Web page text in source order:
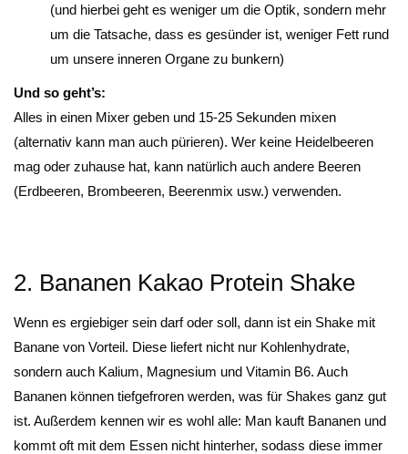
(und hierbei geht es weniger um die Optik, sondern mehr
um die Tatsache, dass es gesünder ist, weniger Fett rund
um unsere inneren Organe zu bunkern)
Und so geht’s:
Alles in einen Mixer geben und 15-25 Sekunden mixen
(alternativ kann man auch pürieren). Wer keine Heidelbeeren
mag oder zuhause hat, kann natürlich auch andere Beeren
(Erdbeeren, Brombeeren, Beerenmix usw.) verwenden.
2. Bananen Kakao Protein Shake
Wenn es ergiebiger sein darf oder soll, dann ist ein Shake mit
Banane von Vorteil. Diese liefert nicht nur Kohlenhydrate,
sondern auch Kalium, Magnesium und Vitamin B6. Auch
Bananen können tiefgefroren werden, was für Shakes ganz gut
ist. Außerdem kennen wir es wohl alle: Man kauft Bananen und
kommt oft mit dem Essen nicht hinterher, sodass diese immer